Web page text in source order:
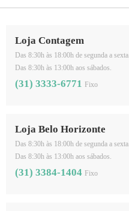
Loja Contagem
Das 8:30h às 18:00h de segunda a sexta.
Das 8:30h às 13:00h aos sábados.
(31) 3333-6771 Fixo
Loja Belo Horizonte
Das 8:30h às 18:00h de segunda a sexta.
Das 8:30h às 13:00h aos sábados.
(31) 3384-1404 Fixo